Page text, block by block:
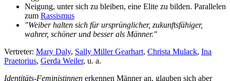
Neigung, unter sich zu bleiben, eine Elite zu bilden. Parallelen
zum Rassismus
"Weiber halten sich für ursprünglicher, zukunftsfähiger,
wahrer, schöner und besser als Männer."
Vertreter: Mary Daly, Sally Miller Gearhart, Christa Mulack, Ina
Praetorius, Gerda Weiler, u. a.
Identitäts-Feministinnen erkennen Männer an, glauben sich aber